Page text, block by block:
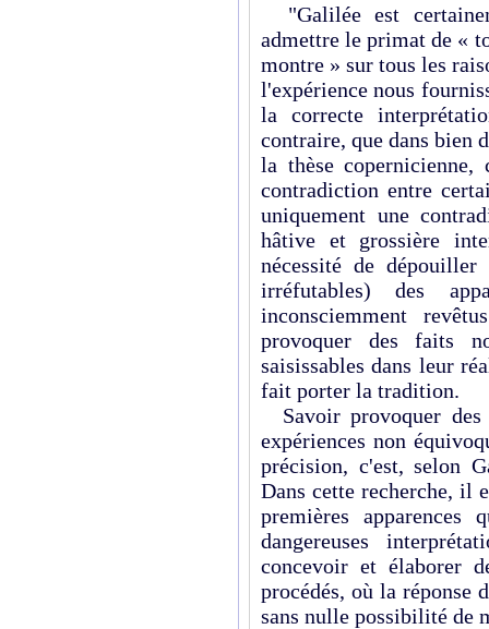
"Galilée est
admettre le primat de «
montre » sur tous les
l'expérience nous
la correcte
contraire, que dans bien
la thèse
contradiction entre
uniquement une
hâtive et grossière
nécessité de
irréfutables) des
inconsciemment
provoquer des faits
saisissables dans leur
fait porter la tradition.
Savoir provoquer
expériences non
précision, c'est, selon
Dans cette recherche, il
premières apparences
dangereuses
concevoir et élaborer
procédés, où la réponse
sans nulle possibilité de